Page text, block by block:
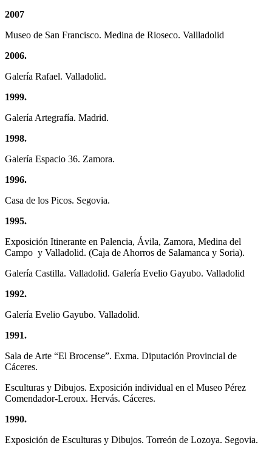
2007
Museo de San Francisco. Medina de Rioseco. Vallladolid
2006.
Galería Rafael. Valladolid.
1999.
Galería Artegrafía. Madrid.
1998.
Galería Espacio 36. Zamora.
1996.
Casa de los Picos. Segovia.
1995.
Exposición Itinerante en Palencia, Ávila, Zamora, Medina del
Campo y Valladolid. (Caja de Ahorros de Salamanca y Soria).
Galería Castilla. Valladolid. Galería Evelio Gayubo. Valladolid
1992.
Galería Evelio Gayubo. Valladolid.
1991.
Sala de Arte “El Brocense”. Exma. Diputación Provincial de
Cáceres.
Esculturas y Dibujos. Exposición individual en el Museo Pérez
Comendador-Leroux. Hervás. Cáceres.
1990.
Exposición de Esculturas y Dibujos. Torreón de Lozoya. Segovia.